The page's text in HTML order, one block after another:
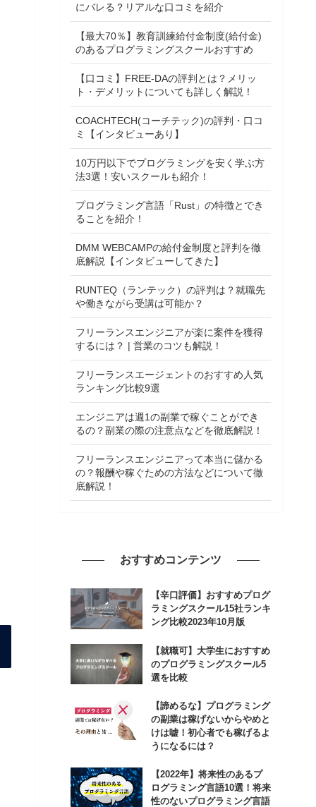
にバレる？リアルな口コミを紹介
【最大70％】教育訓練給付金制度(給付金)
のあるプログラミングスクールおすすめ
【口コミ】FREE-DAの評判とは？メリッ
ト・デメリットについても詳しく解説！
COACHTECH(コーチテック)の評判・口コ
ミ【インタビューあり】
10万円以下でプログラミングを安く学ぶ方
法3選！安いスクールも紹介！
プログラミング言語「Rust」の特徴とでき
ることを紹介！
DMM WEBCAMPの給付金制度と評判を徹
底解説【インタビューしてきた】
RUNTEQ（ランテック）の評判は？就職先
や働きながら受講は可能か？
フリーランスエンジニアが楽に案件を獲得
するには？ | 営業のコツも解説！
フリーランスエージェントのおすすめ人気
ランキング比較9選
エンジニアは週1の副業で稼ぐことができ
るの？副業の際の注意点などを徹底解説！
フリーランスエンジニアって本当に儲かる
の？報酬や稼ぐための方法などについて徹
底解説！
おすすめコンテンツ
【辛口評価】おすすめプログ
ラミングスクール15社ランキ
ング比較2023年10月版
【就職可】大学生におすすめ
のプログラミングスクール5
選を比較
【諦めるな】プログラミング
の副業は稼げないからやめと
けは嘘！初心者でも稼げるよ
うになるには？
【2022年】将来性のあるプ
ログラミング言語10選！将来
性のないプログラミング言語